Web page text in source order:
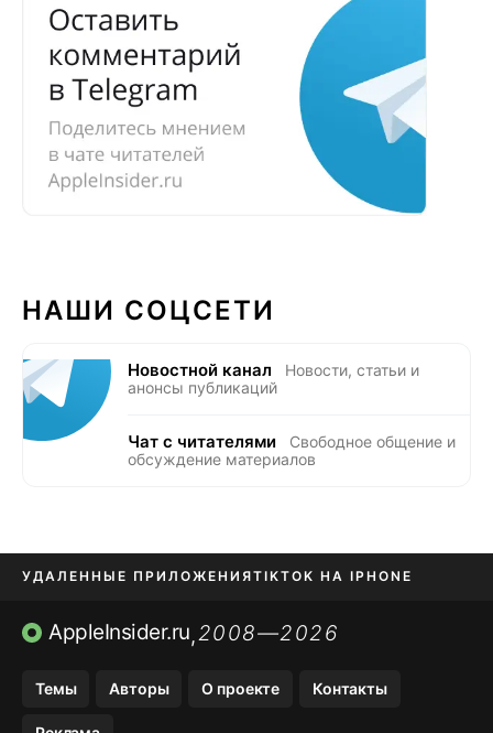
НАШИ СОЦСЕТИ
Новостной канал
Новости, статьи и
анонсы публикаций
Чат с читателями
Свободное общение и
обсуждение материалов
УДАЛЕННЫЕ ПРИЛОЖЕНИЯTIKTOK НА IPHONE
ПРИЛОЖЕНИЯ БЕЗ APP STORE
AppleInsider.ru,2008—2026
Темы Авторы О проекте Контакты